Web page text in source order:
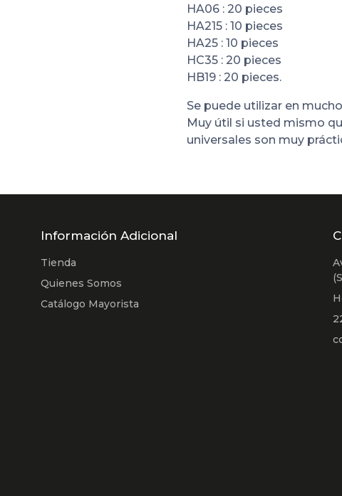
HA06 : 20 pieces
HA215 : 10 pieces
HA25 : 10 pieces
HC35 : 20 pieces
HB19 : 20 pieces.
Se puede utilizar en
Muy útil si usted mismo
universales son muy
Información Adicional
Tienda
Quienes Somos
Catálogo Mayorista